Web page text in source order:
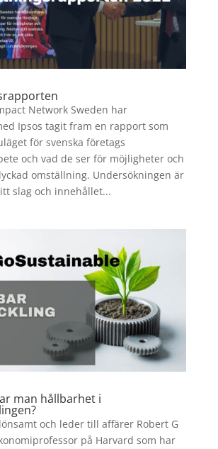
Network Sweden har
Ipsos tagit fram en rapport som
för svenska företags
och vad de ser för möjligheter och
omställning. Undersökningen är
slag och innehållet...
man hållbarhet i
och leder till affärer Robert G
på Harvard som har